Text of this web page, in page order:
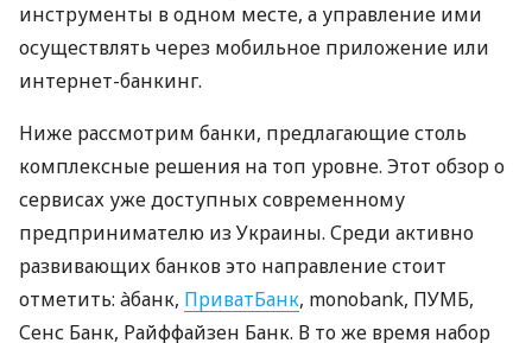
инструменты в одном месте, а управление ими
осуществлять через мобильное приложение или
интернет-банкинг.
Ниже рассмотрим банки, предлагающие столь
комплексные решения на топ уровне. Этот обзор о
сервисах уже доступных современному
предпринимателю из Украины. Среди активно
развивающих банков это направление стоит
отметить: àбанк, ПриватБанк, monobank, ПУМБ,
Сенс Банк, Райффайзен Банк. В то же время набор